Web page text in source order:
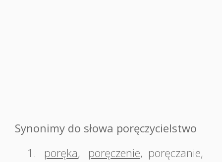
Synonimy do słowa poręczycielstwo
1.
poręka, poręczenie, poręczanie,